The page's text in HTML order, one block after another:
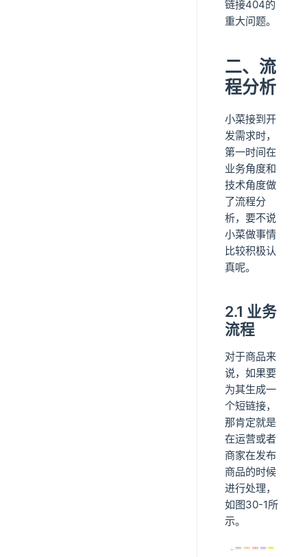
链接404的
重大问题。
二、流
程分析
小菜接到开
发需求时，
第一时间在
业务角度和
技术角度做
了流程分
析，要不说
小菜做事情
比较积极认
真呢。
2.1 业务
流程
对于商品来
说，如果要
为其生成一
个短链接，
那肯定就是
在运营或者
商家在发布
商品的时候
进行处理，
如图30-1所
示。